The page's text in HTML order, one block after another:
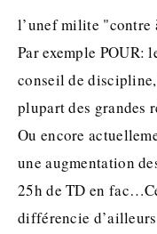
l’unef milite "contre
Par exemple POUR:
conseil de
plupart des grandes
Ou encore
une augmentation
25h de TD en
différencie